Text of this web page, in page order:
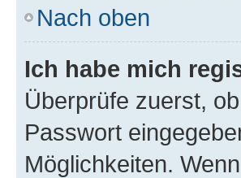
Nach oben
Ich habe mich
Überprüfe zuerst,
Passwort
Möglichkeiten. Wenn